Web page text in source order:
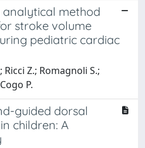
analytical method
stroke volume
pediatric cardiac
Ricci Z.; Romagnoli S.;
P.
guided dorsal
children: A